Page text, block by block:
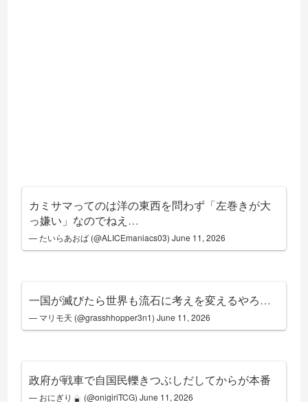
カミサマってのは洋の東西を問わず「左巻きが大
っ嫌い」なのでねえ…
— たいらあおば (@ALICEmaniacs03)June 11, 2026
一国が滅びたら世界も流石に考えを変えるやろ…
— マリモ天 (@grasshhopper3n1)June 11, 2026
政府が戦車で自国民轢きつぶしだしてからが本番
— おにぎり (@onigiriTCG) June 11, 2026